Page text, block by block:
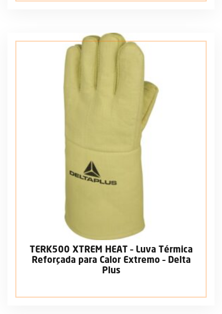
TERK500 XTREM HEAT – Luva Térmica
Reforçada para Calor Extremo – Delta
Plus